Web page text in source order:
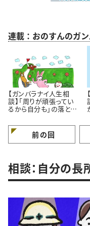
連載：おのすんのガ
【ガンバラナイ人生相
談】「周りが頑張ってい
るから自分も」の落とし
けていますか？
前の回
相談：自分の